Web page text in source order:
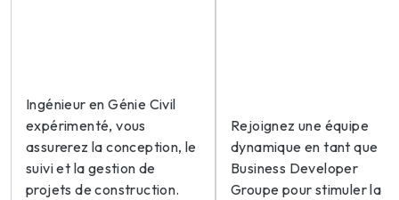
Ingénieur en Génie Civil
expérimenté, vous
assurerez la conception, le
suivi et la gestion de
projets de construction.
Rejoignez une équipe
dynamique en tant que
Business Developer
Groupe pour stimuler la